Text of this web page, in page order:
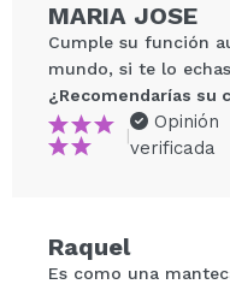
Tu vídeo podría
MARIA JOSE
Cumple su función
mundo, si te lo
¿Recomendarías su
|
Opinión
verificada
Raquel
Es como una